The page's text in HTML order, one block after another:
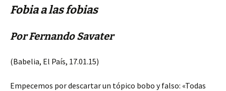
Fobia a las fobias
Por Fernando Savater
(Babelia, El País, 17.01.15)
Empecemos por descartar un tópico bobo y falso: «Todas